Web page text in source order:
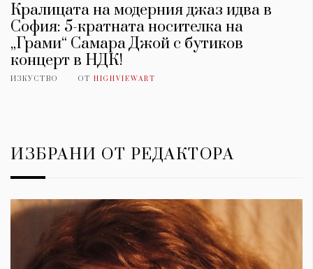
Кралицата на модерния джаз идва в
София: 5-кратната носителка на
„Грами“ Самара Джой с бутиков
концерт в НДК!
ИЗКУСТВО ОТ HIGHVIEWART
ИЗБРАНИ ОТ РЕДАКТОРА